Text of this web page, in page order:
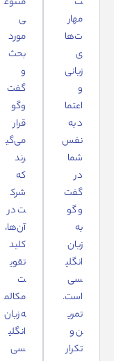
مهار
ت‌ها
ی
زبانی
و
اعتما
د به‌
نفس
شما
در
گفت‌
و گو
به
زبان
انگلی
سی
است.
تمری
ن و
تکرار
ی
مورد
بحث
و
گفت‌
وگو
قرار
می‌گی
رند
که
شرک
ت در
آن‌ها،
کلید
تقوی
ت
مکالم
ه زبان
انگلی
سی